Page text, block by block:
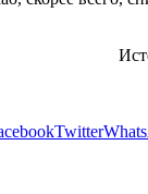
Twitter